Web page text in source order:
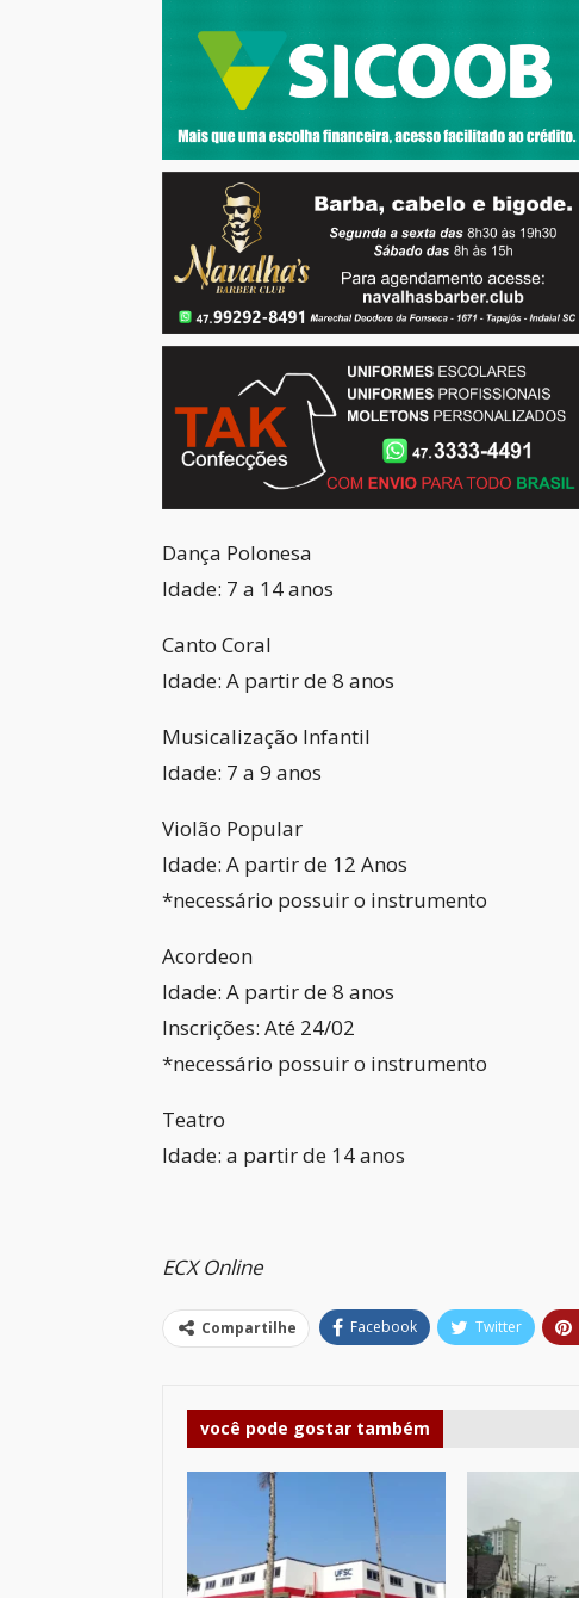
Dança Polonesa
Idade: 7 a 14 anos
Canto Coral
Idade: A partir de 8 anos
Musicalização Infantil
Idade: 7 a 9 anos
Violão Popular
Idade: A partir de 12 Anos
*necessário possuir o instrumento
Acordeon
Idade: A partir de 8 anos
Inscrições: Até 24/02
*necessário possuir o instrumento
Teatro
Idade: a partir de 14 anos
ECX Online
Compartilhe Facebook Twitter
você pode gostar também